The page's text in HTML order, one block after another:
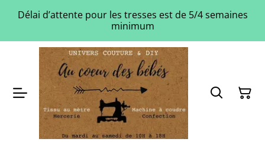
Délai d’attente pour les tresses est de 5/4 semaines
minimum